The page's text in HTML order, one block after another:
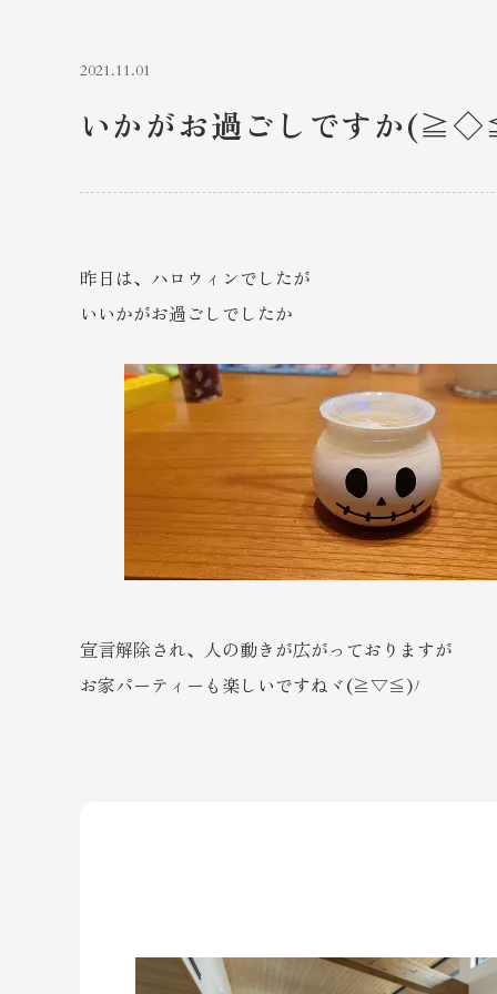
2021.11.01
いかがお過ごしですか
昨日は、ハロウィンでしたが
いいかがお過ごしでしたか
宣言解除され、人の動きが広がっておりますが
お家パーティーも楽しいですねヾ(≧▽≦)ﾉ